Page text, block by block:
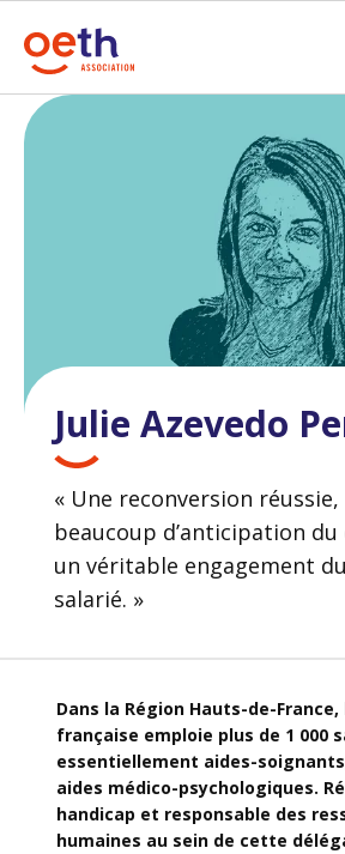
Julie Azevedo
« Une reconversion réussie,
beaucoup d’anticipation du
un véritable engagement
salarié. »
Dans la Région Hauts-de-France,
française emploie plus de 1 000
essentiellement aides-
aides médico-psychologiques.
handicap et responsable des
humaines au sein de cette